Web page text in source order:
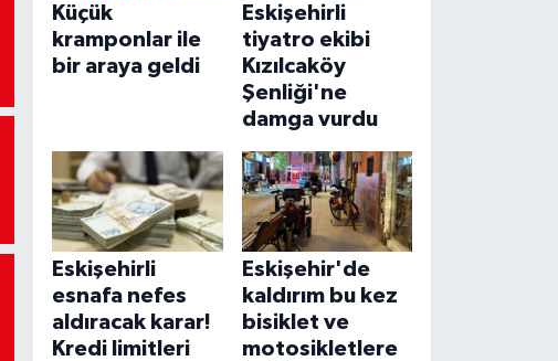
Küçük
kramponlar ile
bir araya geldi
Eskişehirli
tiyatro ekibi
Kızılcaköy
Şenliği'ne
damga vurdu
Eskişehirli
esnafa nefes
aldıracak karar!
Kredi limitleri
Eskişehir'de
kaldırım bu kez
bisiklet ve
motosikletlere